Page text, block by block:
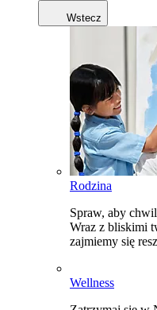
Wstecz
Rodzina
Spraw, aby
Wraz z bliskimi
zajmiemy się
Wellness